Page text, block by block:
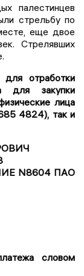
палестинцев
стрельбу по
еще двое
Стрелявших
отработки
для закупки
лица
4824), так и
N8604 ПАО
словом